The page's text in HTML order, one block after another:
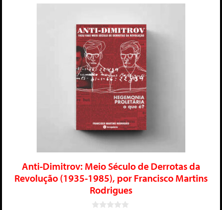
Anti-Dimitrov: Meio Século de Derrotas da
Revolução (1935-1985), por Francisco Martins
Rodrigues